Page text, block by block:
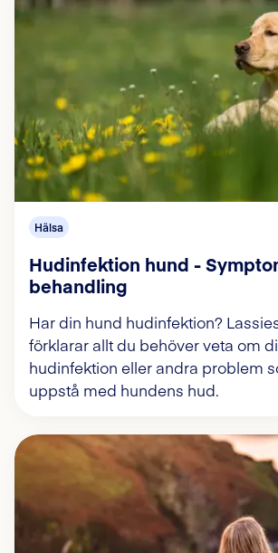
Hälsa
Hudinfektion hund -
behandling
Har din hund hudinfektion?
förklarar allt du behöver veta om
hudinfektion eller andra problem
uppstå med hundens hud.